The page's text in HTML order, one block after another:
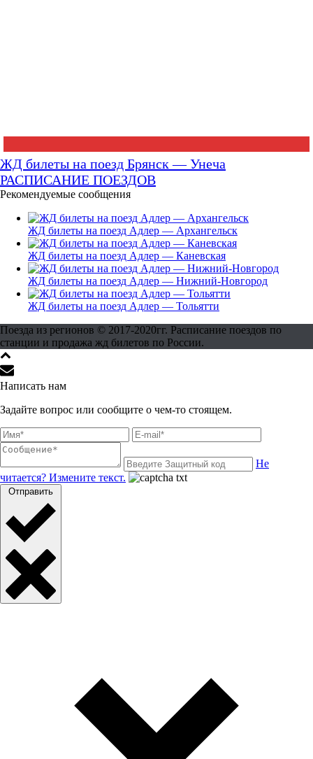
ЖД билеты на поезд Брянск — Унеча
РАСПИСАНИЕ ПОЕЗДОВ
Рекомендуемые сообщения
ЖД билеты на поезд Адлер — Архангельск
ЖД билеты на поезд Адлер — Каневская
ЖД билеты на поезд Адлер — Нижний-Новгород
ЖД билеты на поезд Адлер — Тольятти
Поезда из регионов © 2017-2020гг. Расписание поездов по
станции и продажа жд билетов по России.
Написать нам
Задайте вопрос или сообщите о чем-то стоящем.
Не
читается? Измените текст.
Отправить